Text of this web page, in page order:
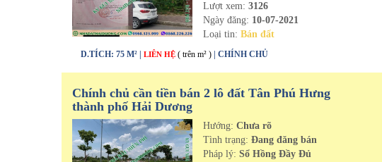
Lượt xem:3126
Ngày đăng: 10-07-2021
Loại tin:Bán đất
D.TÍCH: 75 M² | LIÊN HỆ ( trên m² ) | CHÍNH CHỦ
Chính chủ cần tiền bán 2 lô đất Tân Phú Hưng
thành phố Hải Dương
Hướng:Chưa rõ
Tình trạng:Đang đăng bán
Pháp lý: Sổ Hồng Đầy Đủ